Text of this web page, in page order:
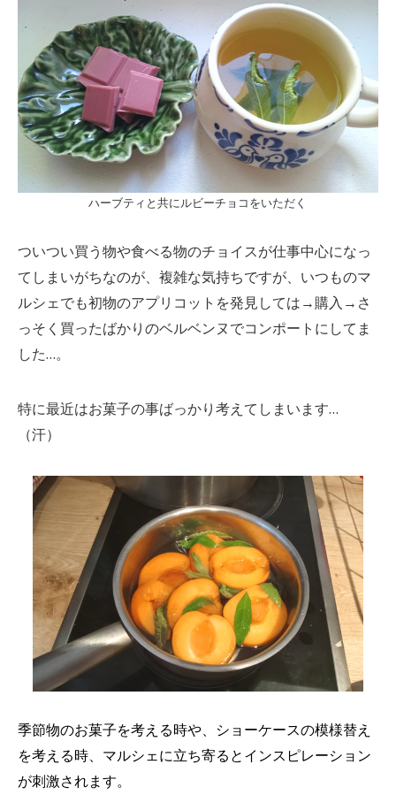
ハーブティと共にルビーチョコをいただく
ついつい買う物や食べる物のチョイスが仕事中心になっ
てしまいがちなのが、複雑な気持ちですが、いつものマ
ルシェでも初物のアプリコットを発見しては→購入→さ
っそく買ったばかりのベルベンヌでコンポートにしてま
した…。
特に最近はお菓子の事ばっかり考えてしまいます…
（汗）
季節物のお菓子を考える時や、ショーケースの模様替え
を考える時、マルシェに立ち寄るとインスピレーション
が刺激されます。